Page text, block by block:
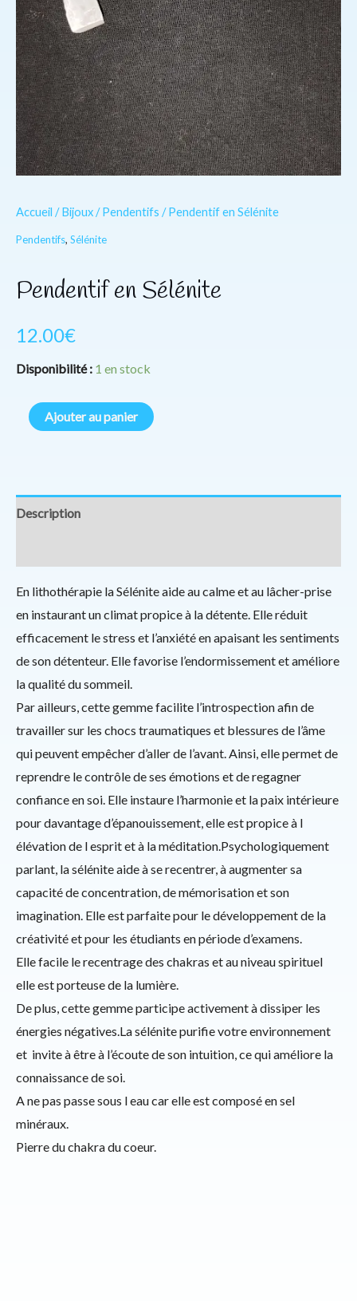
Accueil /Bijoux/Pendentifs / Pendentif en Sélénite
Pendentifs, Sélénite
Pendentif en Sélénite
12.00€
Disponibilité : 1 en stock
Ajouter au panier
Description
En lithothérapie la Sélénite aide au calme et au lâcher-prise
en instaurant un climat propice à la détente. Elle réduit
efficacement le stress et l’anxiété en apaisant les sentiments
de son détenteur. Elle favorise l’endormissement et améliore
la qualité du sommeil.
Par ailleurs, cette gemme facilite l’introspection afin de
travailler sur les chocs traumatiques et blessures de l’âme
qui peuvent empêcher d’aller de l’avant. Ainsi, elle permet de
reprendre le contrôle de ses émotions et de regagner
confiance en soi. Elle instaure l’harmonie et la paix intérieure
pour davantage d’épanouissement, elle est propice à l
élévation de l esprit et à la méditation.Psychologiquement
parlant, la sélénite aide à se recentrer, à augmenter sa
capacité de concentration, de mémorisation et son
imagination. Elle est parfaite pour le développement de la
créativité et pour les étudiants en période d’examens.
Elle facile le recentrage des chakras et au niveau spirituel
elle est porteuse de la lumière.
De plus, cette gemme participe activement à dissiper les
énergies négatives.La sélénite purifie votre environnement
et invite à être à l’écoute de son intuition, ce qui améliore la
connaissance de soi.
A ne pas passe sous l eau car elle est composé en sel
minéraux.
Pierre du chakra du coeur.